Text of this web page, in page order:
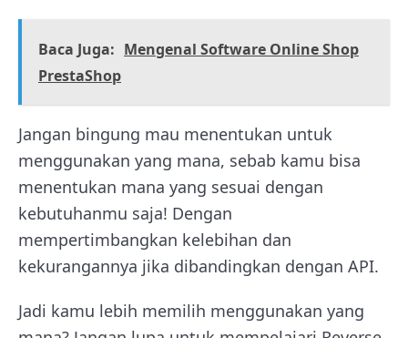
Baca Juga: Mengenal Software Online Shop
PrestaShop
Jangan bingung mau menentukan untuk
menggunakan yang mana, sebab kamu bisa
menentukan mana yang sesuai dengan
kebutuhanmu saja! Dengan
mempertimbangkan kelebihan dan
kekurangannya jika dibandingkan dengan API.
Jadi kamu lebih memilih menggunakan yang